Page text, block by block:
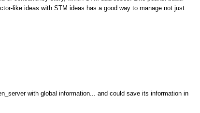
like ideas with STM ideas has a good way to manage not just
with global information... and could save its information in